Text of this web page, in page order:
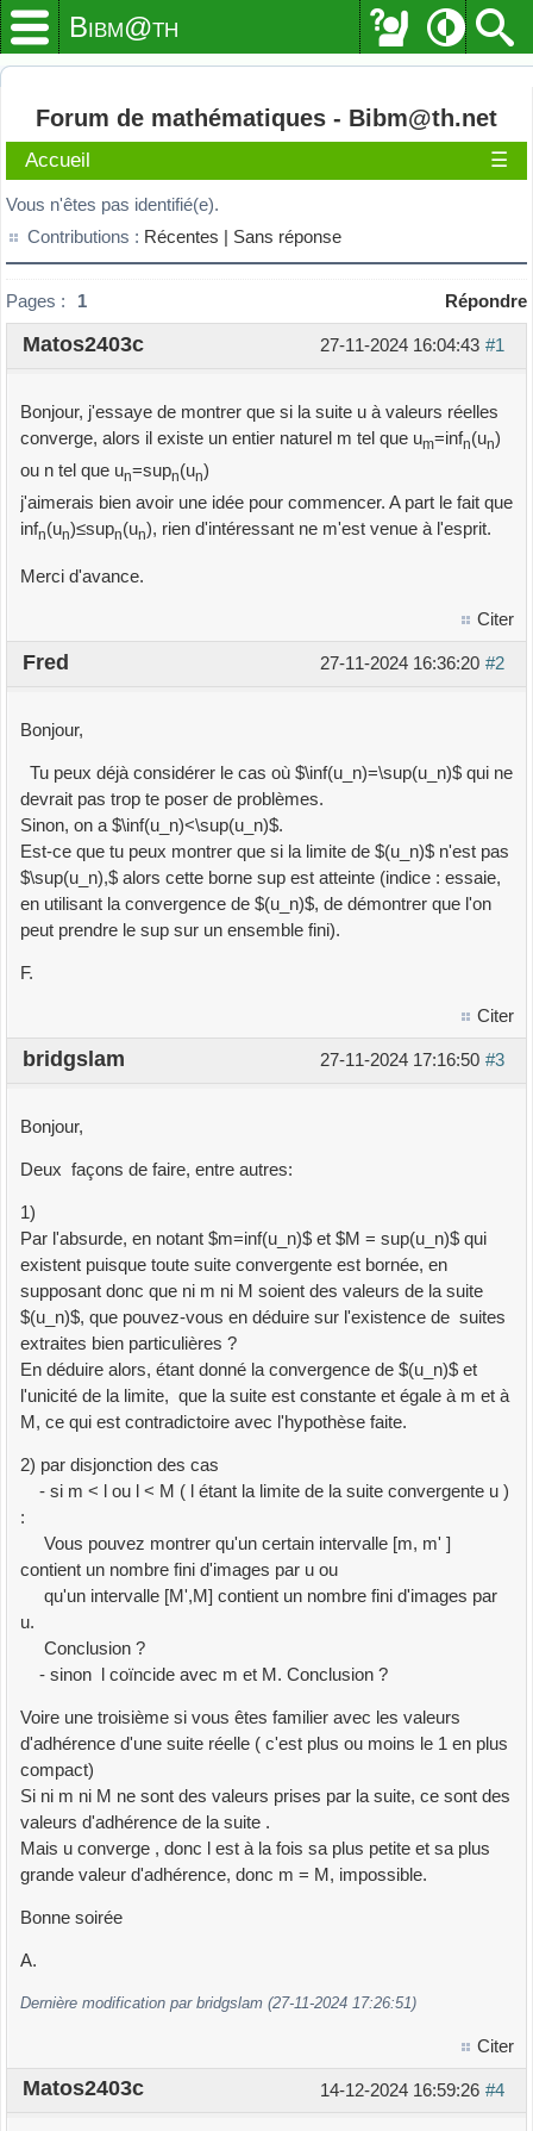
Bibm@th
Forum de mathématiques - Bibm@th.net
Accueil ☰
Vous n'êtes pas identifié(e).
Contributions : Récentes | Sans réponse
Pages : 1 Répondre
#1
27-11-2024 16:04:43
Matos2403c
Bonjour, j'essaye de montrer que si la suite u à valeurs réelles
converge, alors il existe un entier naturel m tel que um=infn(un)
ou n tel que un=supn(un)
j'aimerais bien avoir une idée pour commencer. A part le fait que
infn(un)≤supn(un), rien d'intéressant ne m'est venue à l'esprit.
Merci d'avance.
Citer
#2
27-11-2024 16:36:20
Fred
Bonjour,
Tu peux déjà considérer le cas où $\inf(u_n)=\sup(u_n)$ qui ne
devrait pas trop te poser de problèmes.
Sinon, on a $\inf(u_n)<\sup(u_n)$.
Est-ce que tu peux montrer que si la limite de $(u_n)$ n'est pas
$\sup(u_n),$ alors cette borne sup est atteinte (indice : essaie,
en utilisant la convergence de $(u_n)$, de démontrer que l'on
peut prendre le sup sur un ensemble fini).
F.
Citer
#3
27-11-2024 17:16:50
bridgslam
Bonjour,
Deux façons de faire, entre autres:
1)
Par l'absurde, en notant $m=inf(u_n)$ et $M = sup(u_n)$ qui
existent puisque toute suite convergente est bornée, en
supposant donc que ni m ni M soient des valeurs de la suite
$(u_n)$, que pouvez-vous en déduire sur l'existence de suites
extraites bien particulières ?
En déduire alors, étant donné la convergence de $(u_n)$ et
l'unicité de la limite, que la suite est constante et égale à m et à
M, ce qui est contradictoire avec l'hypothèse faite.
2) par disjonction des cas
- si m < l ou l < M ( l étant la limite de la suite convergente u )
:
Vous pouvez montrer qu'un certain intervalle [m, m' ]
contient un nombre fini d'images par u ou
qu'un intervalle [M',M] contient un nombre fini d'images par
u.
Conclusion ?
- sinon l coïncide avec m et M. Conclusion ?
Voire une troisième si vous êtes familier avec les valeurs
d'adhérence d'une suite réelle ( c'est plus ou moins le 1 en plus
compact)
Si ni m ni M ne sont des valeurs prises par la suite, ce sont des
valeurs d'adhérence de la suite .
Mais u converge , donc l est à la fois sa plus petite et sa plus
grande valeur d'adhérence, donc m = M, impossible.
Bonne soirée
A.
Dernière modification par bridgslam (27-11-2024 17:26:51)
Citer
#4
14-12-2024 16:59:26
Matos2403c